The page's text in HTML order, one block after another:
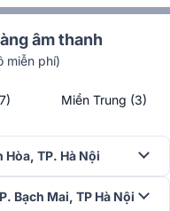
âm thanh
miễn phí)
Miền Trung (3)
Hòa, TP. Hà Nội
Bạch Mai, TP Hà Nội